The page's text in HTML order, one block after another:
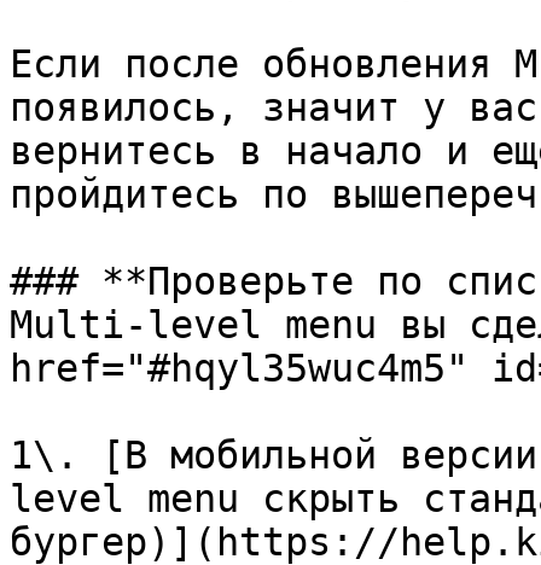
Если после
появилось, значит у
вернитесь в начало и
пройдитесь по
### **Проверьте по
Multi-level menu вы
href="#hqyl35wuc4m5"
1\. [В мобильной
level menu скрыть
бургер)](https://